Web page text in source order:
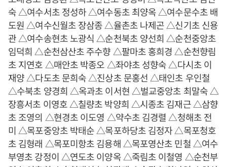
숙 △여수서초 정성하 △여수동초 최양옥 △여수문수초 배
도원 △여수신월초 장삼종 △율촌초 나제곤 △신기초 신용
관 △여수송현초 노광식 △순천북초 양선희 △순천중앙초
임덕희 △순천삼산초 주수향 △팔마초 홍희경 △순천향림
초 지연호 △매안초 박종오 △좌야초 성향숙 △다시초 이
재양 △다도초 문희숙 △진상초 문홍선 △태인초 우인철
△수북초 양경희 △옥과초 이서현 △벌교중앙초 최말숙 △
장흥서초 이영호 △칠량초 박양희 △시종초 김재근 △삼향
초 조영의 △현경초 이도영 △약수초 김경렬 △청해초 전
미 △목포중앙초 박태순 △목포하당초 김정자 △목포청호
초 김형래 △목포미항초 김용해 △목포영산초 민철 △여수
부영초 강정이 △연도초 이양옥 △죽림초 이철영 △순천부